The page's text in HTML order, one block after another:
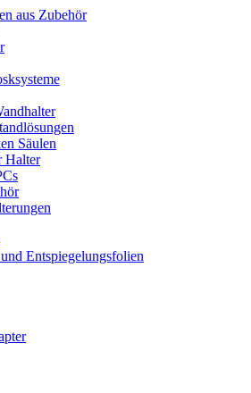
aus Zubehör
Säulen
Halter
Entspiegelungsfolien